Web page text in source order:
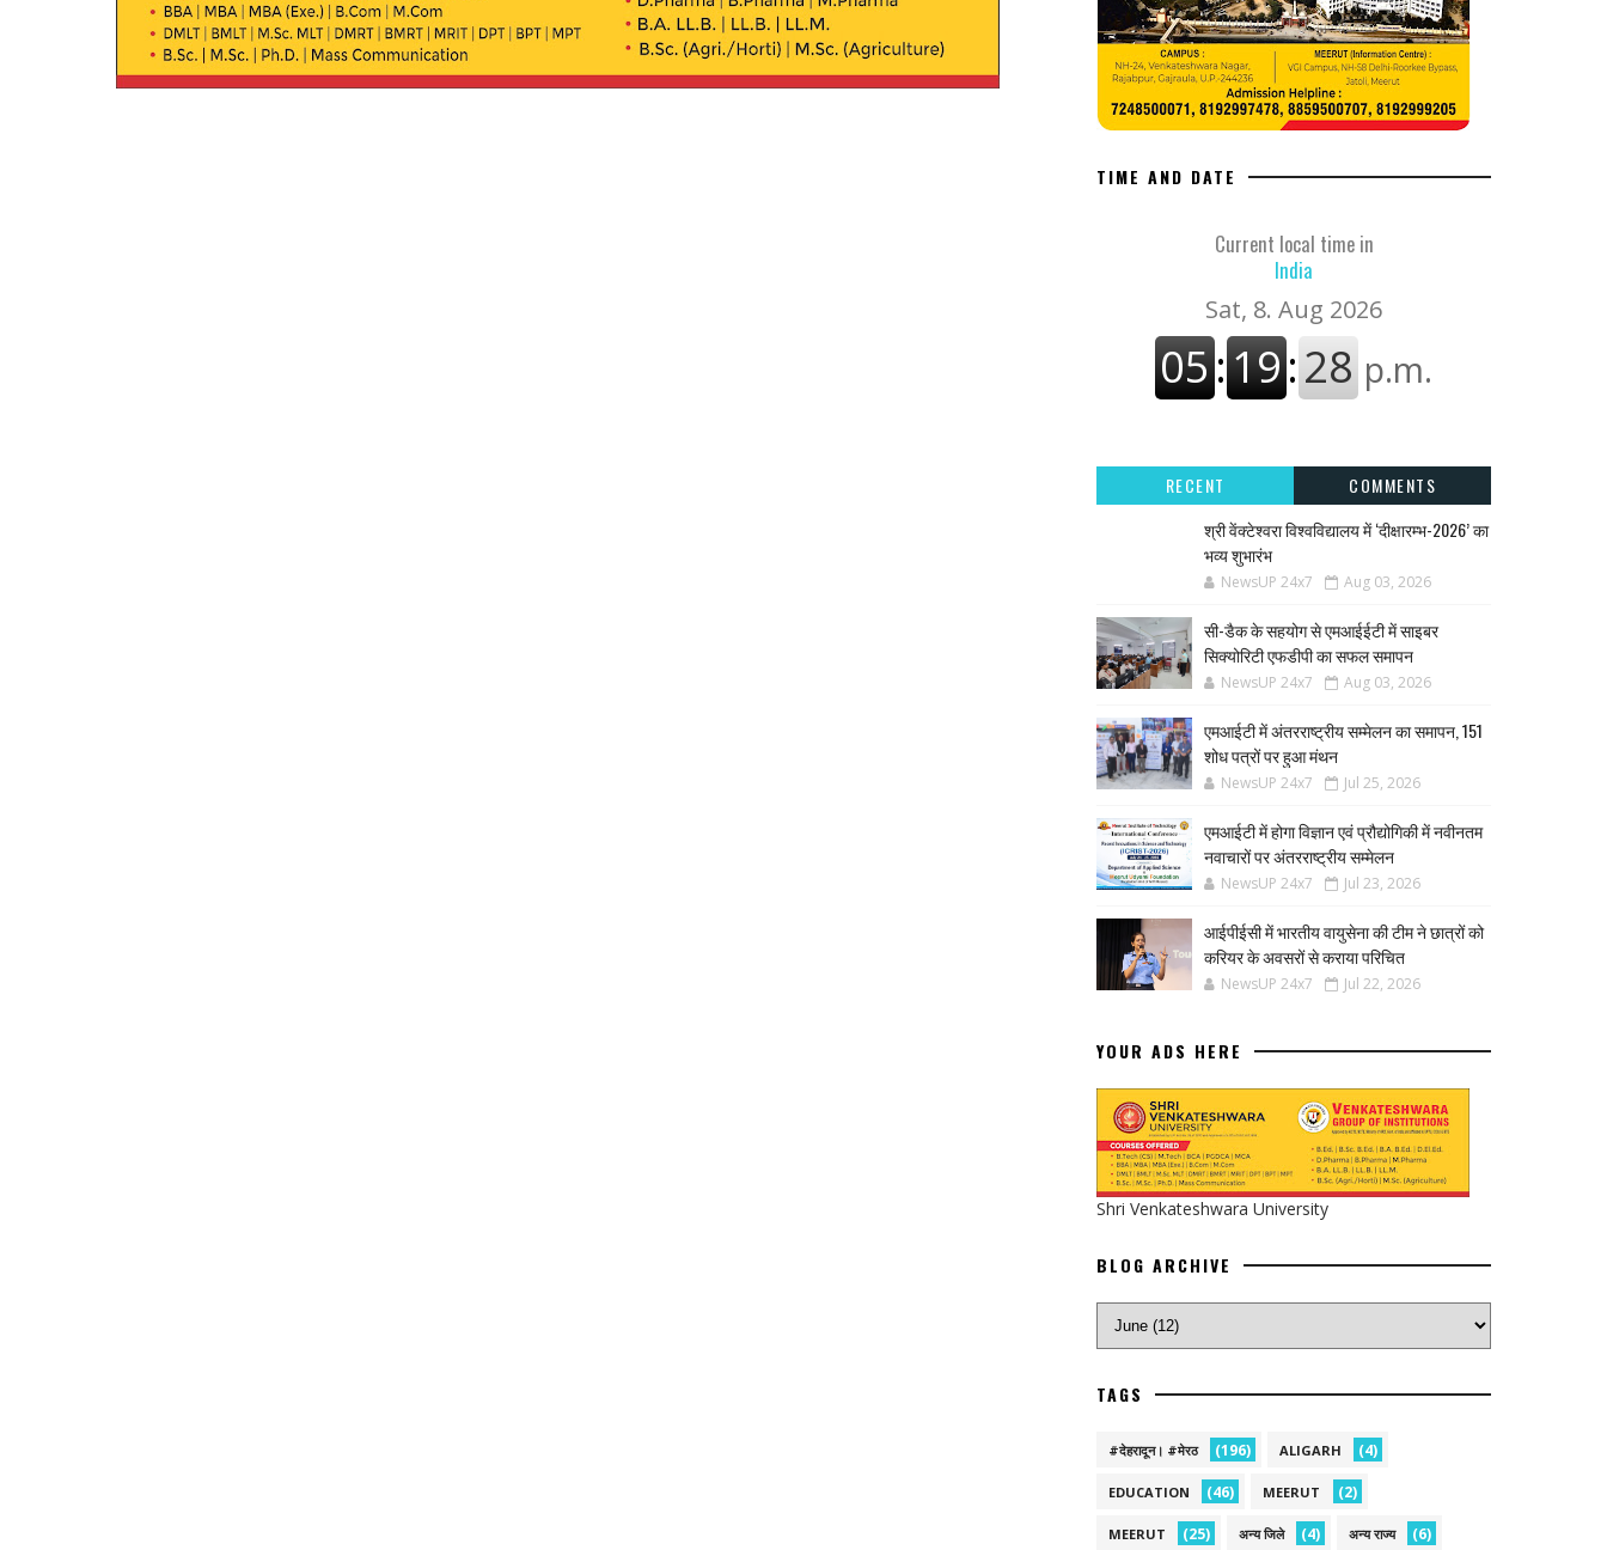
TIME AND DATE
Current local time in
India
RECENT
COMMENTS
श्री वेंक्टेश्वरा विश्वविद्यालय में ‘दीक्षारम्भ-2026’ का
भव्य शुभारंभ
NewsUP 24x7 Aug 03, 2026
सी-डैक के सहयोग से एमआईईटी में साइबर
सिक्योरिटी एफडीपी का सफल समापन
NewsUP 24x7 Aug 03, 2026
एमआईटी में अंतरराष्ट्रीय सम्मेलन का समापन, 151
शोध पत्रों पर हुआ मंथन
NewsUP 24x7 Jul 25, 2026
एमआईटी में होगा विज्ञान एवं प्रौद्योगिकी में नवीनतम
नवाचारों पर अंतरराष्ट्रीय सम्मेलन
NewsUP 24x7 Jul 23, 2026
आईपीईसी में भारतीय वायुसेना की टीम ने छात्रों को
करियर के अवसरों से कराया परिचित
NewsUP 24x7 Jul 22, 2026
YOUR ADS HERE
Shri Venkateshwara University
BLOG ARCHIVE
TAGS
#देहरादून। #मेरठ (196) ALIGARH (4)
EDUCATION (46) MEERUT (2)
MEERUT (25) अन्य जिले (4) अन्य राज्य (6)